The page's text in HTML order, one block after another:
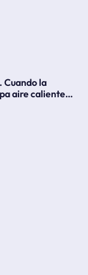
Cuando la
aire caliente